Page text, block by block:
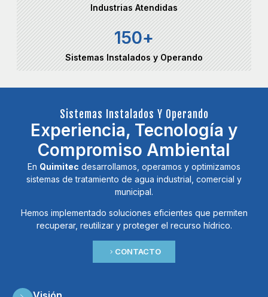
Industrias Atendidas
150+
Sistemas Instalados y Operando
Sistemas Instalados Y Operando
Experiencia, Tecnología y
Compromiso Ambiental
En Quimitec desarrollamos, operamos y optimizamos
sistemas de tratamiento de agua industrial, comercial y
municipal.
Hemos implementado soluciones eficientes que permiten
recuperar, reutilizar y proteger el recurso hídrico.
CONTACTO